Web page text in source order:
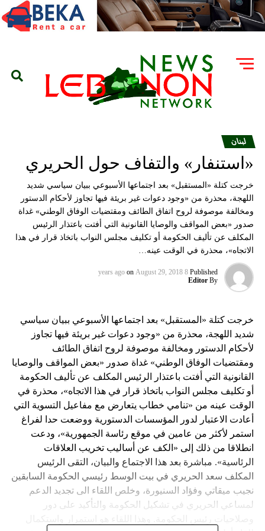
لبنان
«استنفار» والتفاف حول الحريري
خرجت كتلة «المستقبل» بعد اجتماعها الأسبوعي ببيان سياسي شديد
اللهجة، محذرة من «وجود دعوات غير بريئة فيها تجاوز لأحكام الدستور
ومخالفة موصوفة لروح اتفاق الطائف ومقتضيات الوفاق الوطني» غداة
صدور «بعض المواقف والوصايا القانونية التي أفتت باعتذار الرئيس
المكلف عن تأليف الحكومة أو تكليف مجلس النواب باتخاذ قرار في هذا
الاتجاه»، محذرة في الوقت عينه…
Published
8 years ago
on August 29, 2018
By
Editor
خرجت كتلة «المستقبل» بعد اجتماعها الأسبوعي ببيان سياسي
شديد اللهجة، محذرة من «وجود دعوات غير بريئة فيها تجاوز
لأحكام الدستور ومخالفة موصوفة لروح اتفاق الطائف
ومقتضيات الوفاق الوطني» غداة صدور «بعض المواقف والوصايا
القانونية التي أفتت باعتذار الرئيس المكلف عن تأليف الحكومة
أو تكليف مجلس النواب باتخاذ قرار في هذا الاتجاه»، محذرة في
الوقت عينه من «تنامي خطاب يتعارض مع مفاعيل التسوية التي
أعادت الاعتبار لدور المؤسسات الدستورية ووضعت حدا لفراغ
استمر لأكثر من عامين في موقع رئاسة الجمهورية»، ودعت
انطلاقا من ذلك إلى «الكف عن أساليب تخريب العلاقات
الرئاسية». مباشرة بعد هذا الاجتماع والبيان، التقى الرئيس
المكلف سعد الحريري في بيت الوسط رئيسي الحكومة السابقين
نجيب ميقاتي وفؤاد السنيورة، وخلص اللقاء الى تجديد الدعم
لمساعي الحريري في تشكيل الحكومة والتأكيد على دور